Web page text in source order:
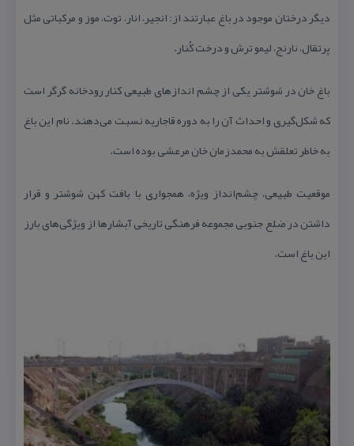
دیگر درختان موجود در باغ عبارتند از: انجیر، انار، توت، موز و مركباتی مثل
پرتقال، نارنج، لیمو ترش و درخت كُنار.
باغ خان در شوشتر یكی از چشم اندازهای طبیعی كنار رودخانه گرگر است
كه شكل‌گیری و احداث آن را به دوره قاجاریه نسبت می‌دهند. نام این باغ
به خاطر تعلقش به محمدزمان خان مرعشی بوده است.
موقعیت طبیعی، چشم‌انداز ویژه، همجواری با بافت كهن شوشتر و قرار
داشتن در ضلع جنوبی مجموعه فرهنگی تاریخی آبشارها از ویژگی‌های بارز
این باغ است.